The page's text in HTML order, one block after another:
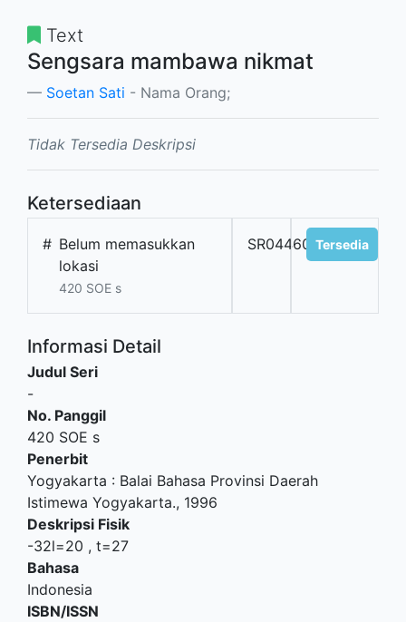
Text
Sengsara mambawa nikmat
Soetan Sati - Nama Orang;
Tidak Tersedia Deskripsi
Ketersediaan
# Belum memasukkan
lokasi
420 SOE s
SR04460 Tersedia
Informasi Detail
Judul Seri
-
No. Panggil
420 SOE s
Penerbit
Yogyakarta : Balai Bahasa Provinsi Daerah
Istimewa Yogyakarta., 1996
Deskripsi Fisik
-32l=20 , t=27
Bahasa
Indonesia
ISBN/ISSN